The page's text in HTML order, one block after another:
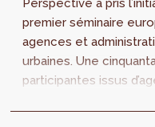
Perspective a pris
premier séminaire
agences et
urbaines. Une
participantes issus